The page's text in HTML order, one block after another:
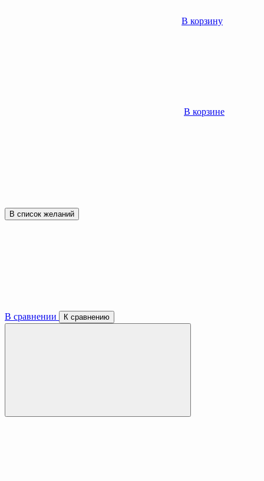
В корзину
В корзине
В список желаний
В сравнении К сравнению